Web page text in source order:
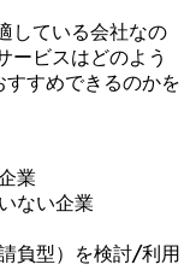
している会社なの
ービスはどのよう
すめできるのかを
業
ない企業
負型）を検討/利用